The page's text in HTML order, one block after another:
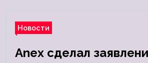
Новости
Anex сделал